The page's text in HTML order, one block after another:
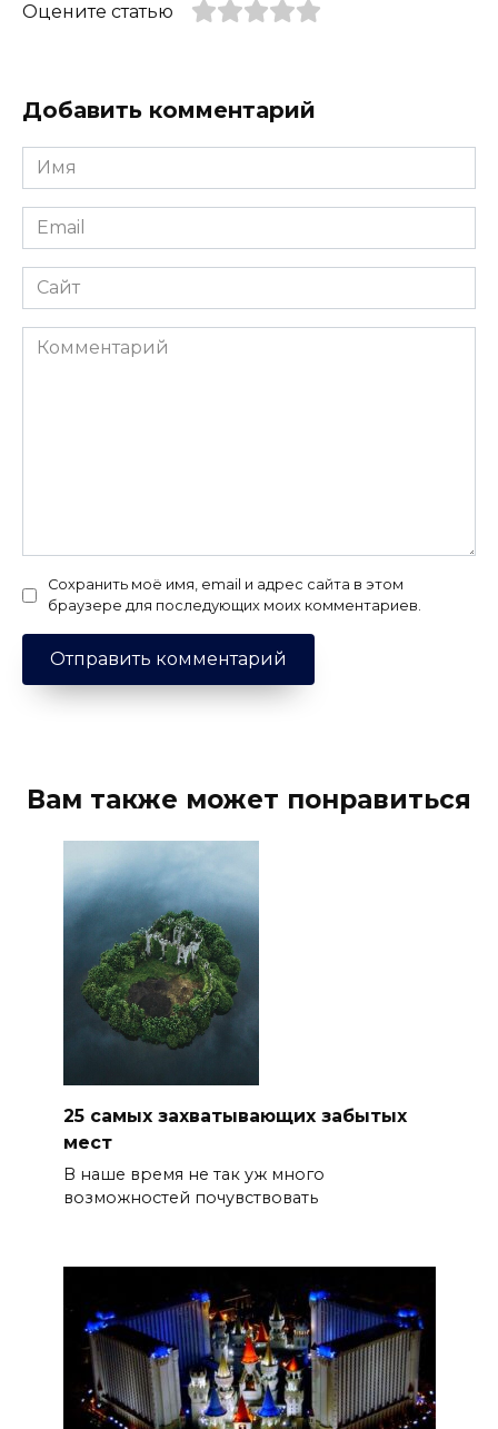
Оцените статью
Добавить комментарий
Имя
*
Email
*
Сайт
Комментарий
Сохранить моё имя, email и адрес сайта в этом
браузере для последующих моих комментариев.
Вам также может понравиться
25 самых захватывающих забытых
мест
В наше время не так уж много
возможностей почувствовать